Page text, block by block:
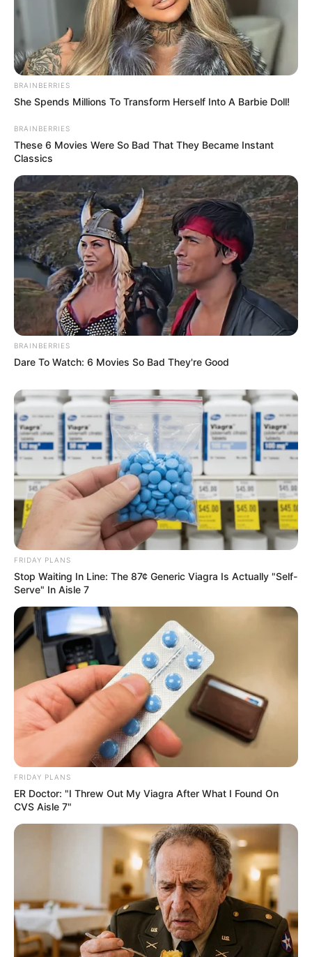
BRAINBERRIES
She Spends Millions To Transform Herself Into A Barbie Doll!
BRAINBERRIES
These 6 Movies Were So Bad That They Became Instant
Classics
BRAINBERRIES
Dare To Watch: 6 Movies So Bad They're Good
FRIDAY PLANS
Stop Waiting In Line: The 87¢ Generic Viagra Is Actually "Self-
Serve" In Aisle 7
FRIDAY PLANS
ER Doctor: "I Threw Out My Viagra After What I Found On
CVS Aisle 7"